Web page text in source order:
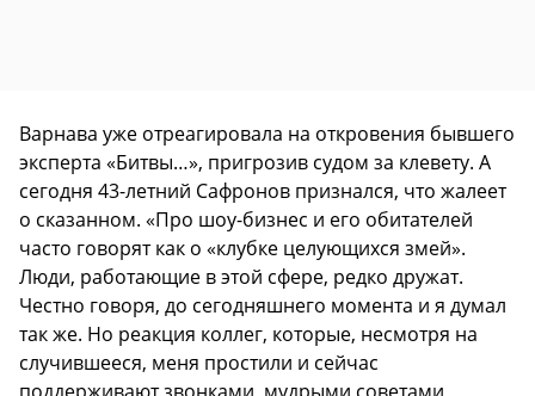
Варнава уже отреагировала на откровения бывшего
эксперта «Битвы…», пригрозив судом за клевету. А
сегодня 43-летний Сафронов признался, что жалеет
о сказанном. «Про шоу-бизнес и его обитателей
часто говорят как о «клубке целующихся змей».
Люди, работающие в этой сфере, редко дружат.
Честно говоря, до сегодняшнего момента и я думал
так же. Но реакция коллег, которые, несмотря на
случившееся, меня простили и сейчас